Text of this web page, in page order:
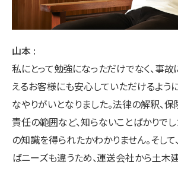
山本
私にとって勉強になっただけでなく、事
えるお客様にも安心していただけるよう
なやりがいとなりました。法律の解釈、
責任の範囲など、知らないことばかりで
の知識を得られたかわかりません。そし
ばニーズも違うため、運送会社から土木